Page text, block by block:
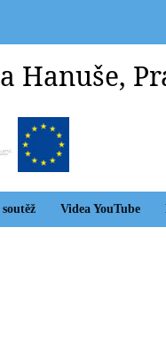
Hanuše,
Videa YouTube